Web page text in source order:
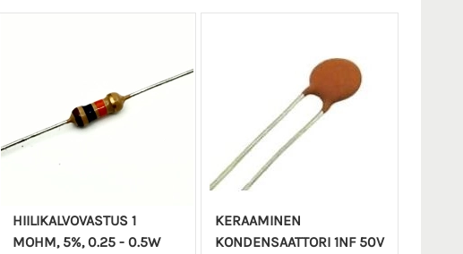
HIILIKALVOVASTUS 1
MOHM, 5%, 0.25 - 0.5W
KERAAMINEN
KONDENSAATTORI 1NF 50V